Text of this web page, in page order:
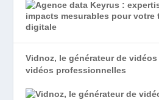
Vidnoz, le générateur de
vidéos professionnelles